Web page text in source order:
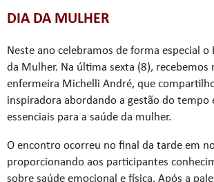
DIA DA MULHER
Neste ano celebramos de forma especial o
da Mulher. Na última sexta (8), recebemos
enfermeira Michelli André, que
inspiradora abordando a gestão do tempo
essenciais para a saúde da mulher.
O encontro ocorreu no final da tarde em
proporcionando aos participantes
sobre saúde emocional e física. Após a